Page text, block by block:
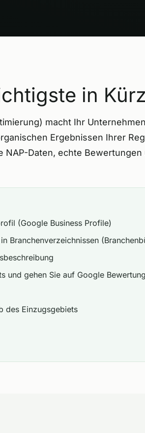
in
macht Ihr
Ergebnissen Ihrer
Daten, echte
(Google Business Profile)
Branchenverzeichnissen
und gehen Sie auf Google
des Einzugsgebiets